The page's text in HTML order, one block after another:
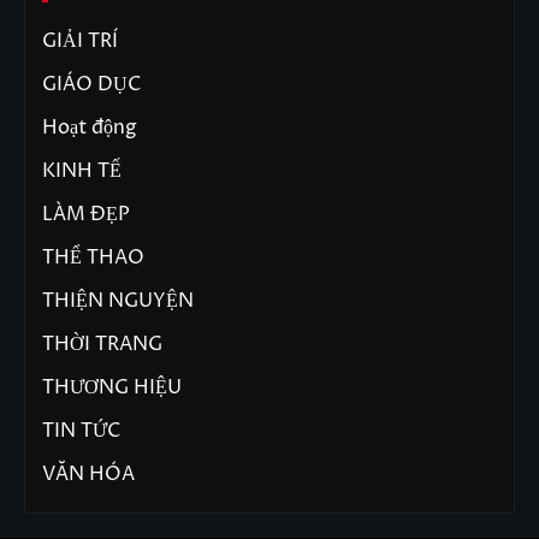
GIẢI TRÍ
GIÁO DỤC
Hoạt động
KINH TẾ
LÀM ĐẸP
THỂ THAO
THIỆN NGUYỆN
THỜI TRANG
THƯƠNG HIỆU
TIN TỨC
VĂN HÓA